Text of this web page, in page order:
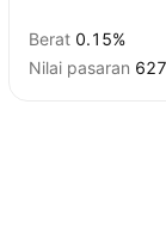
Berat 0.15%
Nilai pasaran